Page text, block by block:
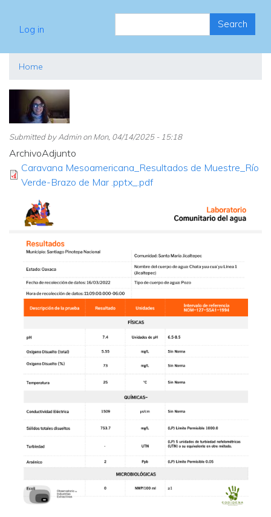
User account menu
Log in Search
Home
Submitted byAdminonMon, 04/14/2025 - 15:18
ArchivoAdjunto
Caravana Mesoamericana_Resultados de Muestre_Río
Verde-Brazo de Mar .pptx_.pdf